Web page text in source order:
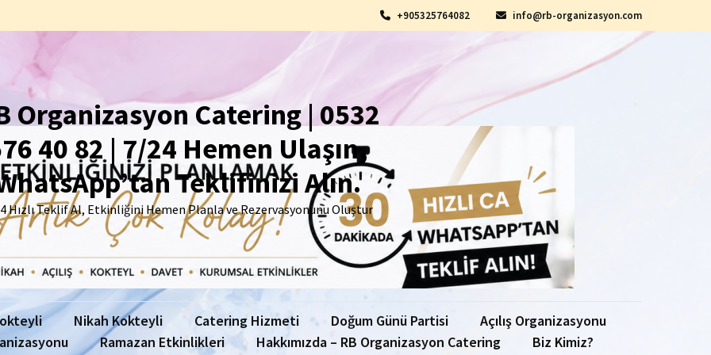
+905325764082 info@rb-organizasyon.com
Organizasyon Catering | 0532
40 82 | 7/24 Hemen Ulaşın,
Teklifinizi Alın.
Hızlı Teklif Al, Etkinliğini Hemen Planla ve Rezervasyonunu Oluştur
Nikah Kokteyli Catering Hizmeti Doğum Günü Partisi
Açılış Organizasyonu
Ramazan Etkinlikleri Hakkımızda – RB Organizasyon Catering
Biz Kimiz?